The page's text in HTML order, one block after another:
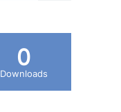
0
Downloads